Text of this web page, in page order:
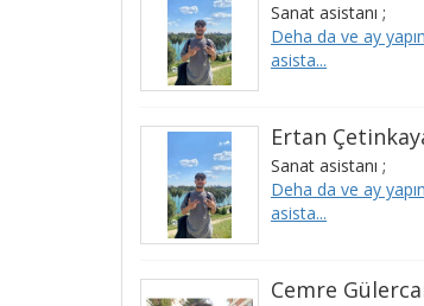
Sanat asistanı ;
Deha da ve ay
asista...
Ertan
Sanat asistanı ;
Deha da ve ay
asista...
Cemre